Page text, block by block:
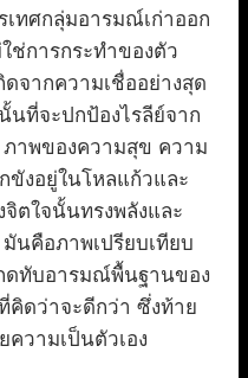
ทศกลุ่มอารมณ์เก่าออก
การกระทำของตัว
ดจากความเชื่ออย่างสุด
นที่จะปกป้องไรลีย์จาก
าพของความสุข ความ
ขังอยู่ในโหลแก้วและ
ตใจนั้นทรงพลังและ
นคือภาพเปรียบเทียบ
ดทับอารมณ์พื้นฐานของ
คิดว่าจะดีกว่า ซึ่งท้าย
วามเป็นตัวเอง